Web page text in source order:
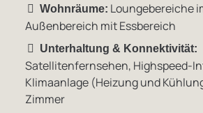
Wohnräume: Loungebereiche
Außenbereich mit Essbereich
Unterhaltung & Konnektivität:
Satellitenfernsehen, Highspeed-
Klimaanlage (Heizung und
Zimmer